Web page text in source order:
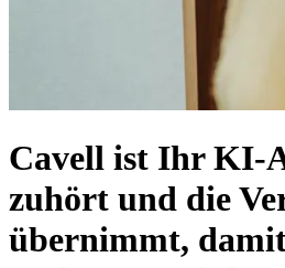
Cavell ist Ihr KI-
zuhört und die
übernimmt,